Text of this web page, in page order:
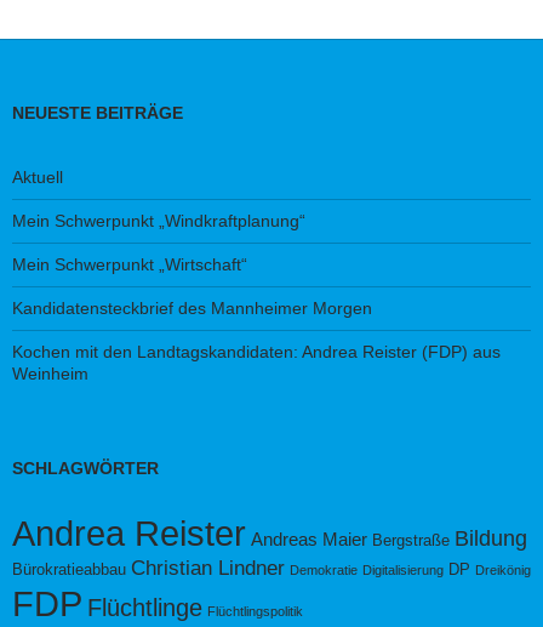
NEUESTE BEITRÄGE
Aktuell
Mein Schwerpunkt „Windkraftplanung“
Mein Schwerpunkt „Wirtschaft“
Kandidatensteckbrief des Mannheimer Morgen
Kochen mit den Landtagskandidaten: Andrea Reister (FDP) aus
Weinheim
SCHLAGWÖRTER
Andrea Reister Andreas Maier Bergstraße Bildung
Bürokratieabbau Christian Lindner Demokratie Digitalisierung DP Dreikönig
FDP Flüchtlinge Flüchtlingspolitik